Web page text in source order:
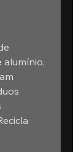
alumínio,